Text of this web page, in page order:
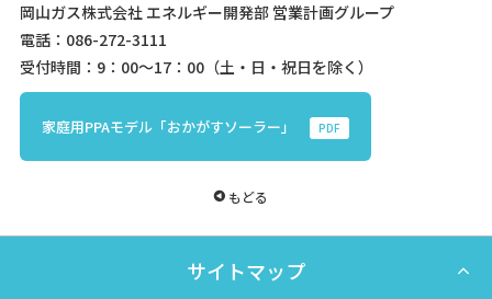
岡山ガス株式会社 エネルギー開発部 営業計画グループ
電話：086-272-3111
受付時間：9：00～17：00（土・日・祝日を除く）
家庭用PPAモデル「おかがすソーラー」 PDF
もどる
サイトマップ